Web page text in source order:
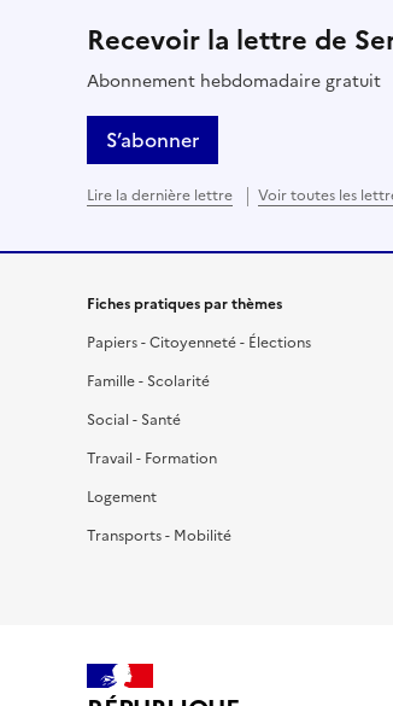
Recevoir la lettre de
Abonnement hebdomadaire gratuit
S’abonner
Lire la dernière lettre Voir toutes les
Fiches pratiques par thèmes
Papiers - Citoyenneté - Élections
Famille - Scolarité
Social - Santé
Travail - Formation
Logement
Transports - Mobilité